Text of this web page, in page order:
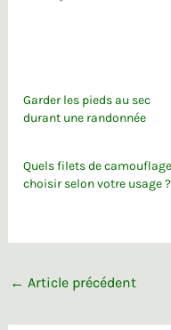
Garder les pieds au sec
durant une randonnée
Quels filets de camouflage
choisir selon votre usage ?
← Article précédent